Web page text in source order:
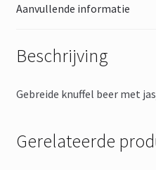
Aanvullende informatie
Beschrijving
Gebreide knuffel beer met
Gerelateerde